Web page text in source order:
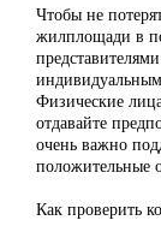
Чтобы не
жилплощади в
Физические
отдавайте
очень важно
положительные
Как проверить